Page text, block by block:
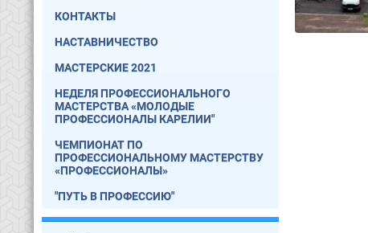
КОНТАКТЫ
НАСТАВНИЧЕСТВО
МАСТЕРСКИЕ 2021
НЕДЕЛЯ ПРОФЕССИОНАЛЬНОГО
МАСТЕРСТВА «МОЛОДЫЕ
ПРОФЕССИОНАЛЫ КАРЕЛИИ"
ЧЕМПИОНАТ ПО
ПРОФЕССИОНАЛЬНОМУ МАСТЕРСТВУ
«ПРОФЕССИОНАЛЫ»
"ПУТЬ В ПРОФЕССИЮ"